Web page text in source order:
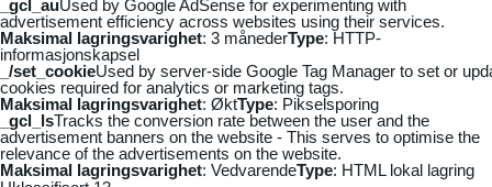
_gcl_auUsed by Google AdSense for experimenting with
advertisement efficiency across websites using their services.
Maksimal lagringsvarighet: 3 månederType: HTTP-
informasjonskapsel
_/set_cookieUsed by server-side Google Tag Manager to set or
cookies required for analytics or marketing tags.
Maksimal lagringsvarighet: ØktType: Pikselsporing
_gcl_lsTracks the conversion rate between the user and the
advertisement banners on the website - This serves to optimise the
relevance of the advertisements on the website.
Maksimal lagringsvarighet: VedvarendeType: HTML lokal lagring